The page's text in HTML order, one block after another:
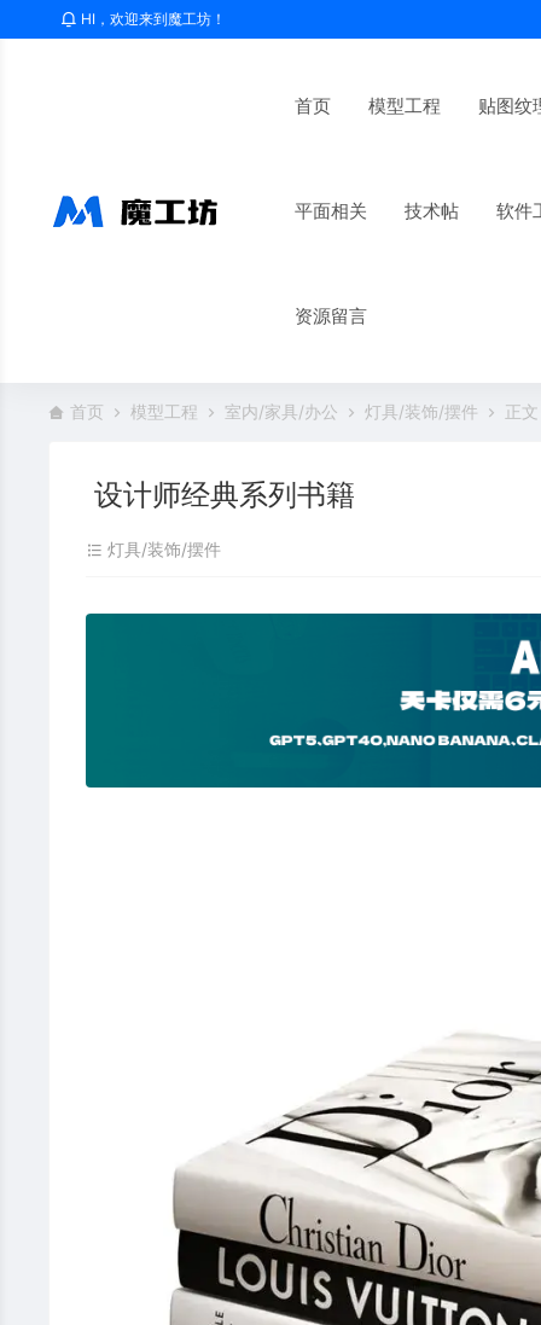
HI，欢迎来到魔工坊！
首页 模型工程 贴图纹
平面相关 技术帖 软件
资源留言
首页 模型工程 室内/家具/办公 灯具/装饰/摆件 正文
设计师经典系列书籍
灯具/装饰/摆件